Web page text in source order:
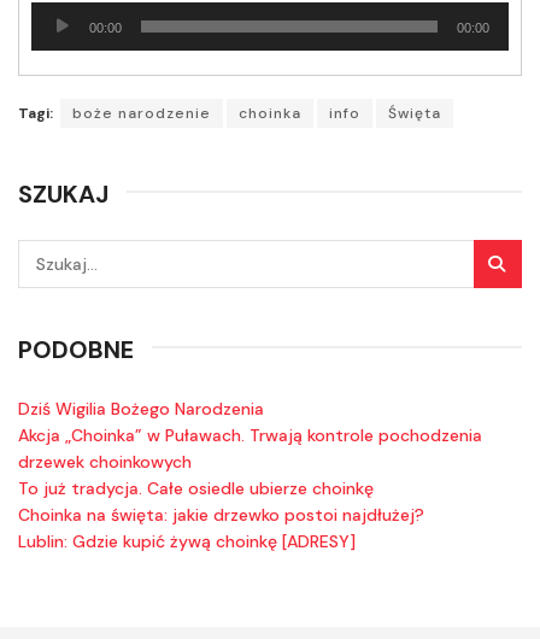
Odtwarzacz
plików
00:00 00:00
Tagi: boże narodzenie choinka info Święta
SZUKAJ
PODOBNE
Dziś Wigilia Bożego Narodzenia
Akcja „Choinka” w Puławach. Trwają kontrole pochodzenia
drzewek choinkowych
To już tradycja. Całe osiedle ubierze choinkę
Choinka na święta: jakie drzewko postoi najdłużej?
Lublin: Gdzie kupić żywą choinkę [ADRESY]